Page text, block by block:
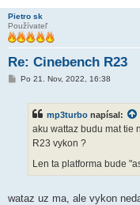
Pietro sk
Používateľ
Re: Cinebench R23
PPo 21. Nov, 2022, 16:38
mp3turbo napísal:
aku wattaz budu mat tie
R23 vykon ?
Len ta platforma bude
wataz uz ma, ale vykon